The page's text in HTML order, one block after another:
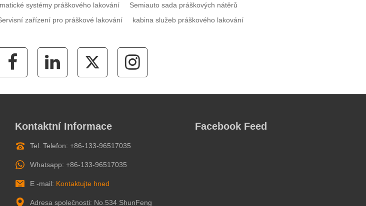
systémy práškového lakování
Semiauto sada práškových nátěrů
zařízení pro práškové lakování kabina služeb práškového lakování
Kontaktní Informace
Tel. Telefon: +86-133-96517035
Whatsapp: +86-133-96517035
E -mail: Kontaktujte hned
Adresa společnosti: No.534 ShunFeng
Facebook Feed